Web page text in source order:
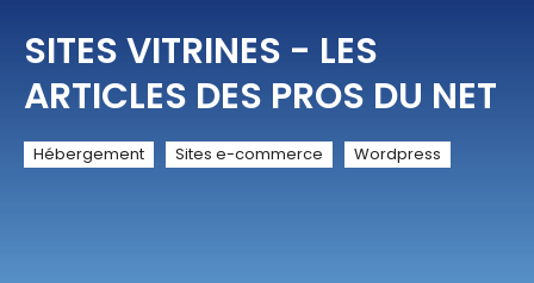
SITES VITRINES - LES
ARTICLES DES PROS DU NET
Hébergement Sites e-commerce Wordpress